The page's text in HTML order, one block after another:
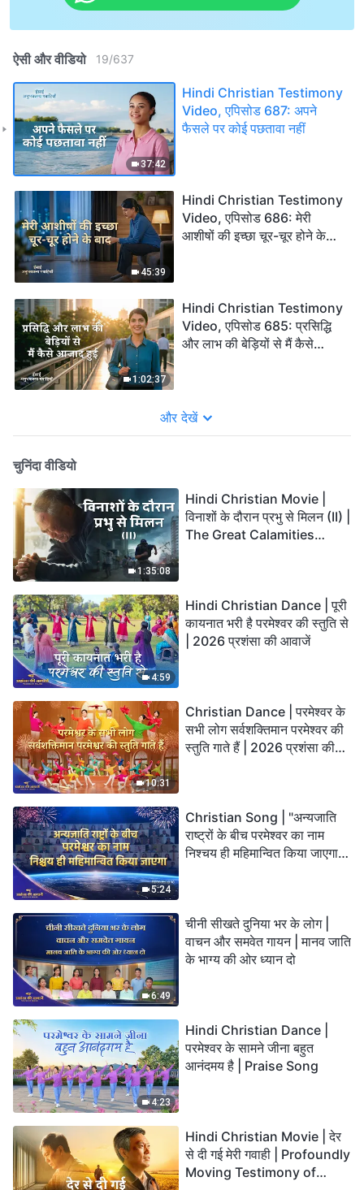
ऐसी और वीडियो 19/637
37:42
Hindi Christian Testimony
Video, एपिसोड 687: अपने
फैसले पर कोई पछतावा नहीं
45:39
Hindi Christian Testimony
Video, एपिसोड 686: मेरी
आशीषों की इच्छा चूर-चूर होने के
1:02:37
Hindi Christian Testimony
Video, एपिसोड 685: प्रसिद्धि
और लाभ की बेड़ियों से मैं कैसे
और देखें
चुनिंदा वीडियो
1:35:08
Hindi Christian Movie |
विनाशों के दौरान प्रभु से मिलन (II) |
The Great Calamities
4:59
Hindi Christian Dance | पूरी
कायनात भरी है परमेश्वर की स्तुति से
| 2026 प्रशंसा की आवाजें
10:31
Christian Dance | परमेश्वर के
सभी लोग सर्वशक्तिमान परमेश्वर की
स्तुति गाते हैं | 2026 प्रशंसा की
5:24
Christian Song | "अन्यजाति
राष्ट्रों के बीच परमेश्वर का नाम
निश्चय ही महिमान्वित किया जाएगा" |
6:49
चीनी सीखते दुनिया भर के लोग |
वाचन और समवेत गायन | मानव जाति
के भाग्य की ओर ध्यान दो
4:23
Hindi Christian Dance |
परमेश्वर के सामने जीना बहुत
आनंदमय है | Praise Song
Hindi Christian Movie | देर
से दी गई मेरी गवाही | Profoundly
Moving Testimony of